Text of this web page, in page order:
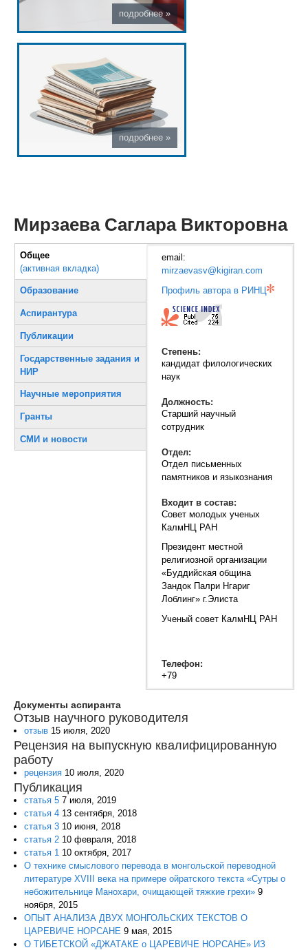
Мирзаева Саглара Викторовна
Вертикальные вкладки
Общее
(активная вкладка)
Образование
Аспирантура
Публикации
Госдарственные задания и
НИР
Научные мероприятия
Гранты
СМИ и новости
email:
mirzaevasv@kigiran.com
Профиль автора в РИНЦ
Степень:
кандидат филологических
наук
Должность:
Старший научный
сотрудник
Отдел:
Отдел письменных
памятников и языкознания
Входит в состав:
Совет молодых ученых
КалмНЦ РАН
Президент местной
религиозной организации
«Буддийская община
Зандок Палри Нгариг
Лоблинг» г.Элиста
Ученый совет КалмНЦ РАН
Телефон:
+79
Документы аспиранта
Отзыв научного руководителя
отзыв 15 июля, 2020
Рецензия на выпускную квалифицированную
работу
рецензия 10 июля, 2020
Публикация
статья 5 7 июля, 2019
статья 4 13 сентября, 2018
статья 3 10 июня, 2018
статья 2 10 февраля, 2018
статья 1 10 октября, 2017
О технике смыслового перевода в монгольской переводной
литературе XVIII века на примере ойратского текста «Сутры о
небожительнице Манохари, очищающей тяжкие грехи» 9
ноября, 2015
ОПЫТ АНАЛИЗА ДВУХ МОНГОЛЬСКИХ ТЕКСТОВ О
ЦАРЕВИЧЕ НОРСАНЕ 9 мая, 2015
О ТИБЕТСКОЙ «ДЖАТАКЕ о ЦАРЕВИЧЕ НОРСАНЕ» ИЗ